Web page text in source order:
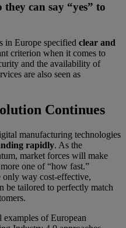
can say “yes” to
in Europe specified clear and
criterion when it comes to
and the availability of
are also seen as
Continues
manufacturing technologies
rapidly. As the
market forces will make
one of “how fast.”
only way cost-effective,
be tailored to perfectly match
examples of European